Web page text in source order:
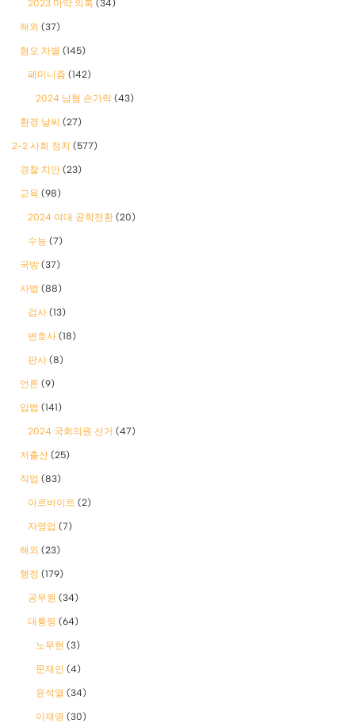
2023 마약 의혹 (34)
해외 (37)
혐오 차별 (145)
폐미니즘 (142)
2024 남혐 손가락 (43)
환경 날씨 (27)
2-2 사회 정치 (577)
경찰 치안 (23)
교육 (98)
2024 여대 공학전환 (20)
수능 (7)
국방 (37)
사법 (88)
검사 (13)
변호사 (18)
판사 (8)
언론 (9)
입법 (141)
2024 국회의원 선거 (47)
저출산 (25)
직업 (83)
아르바이트 (2)
자영업 (7)
해외 (23)
행정 (179)
공무원 (34)
대통령 (64)
노무현 (3)
문재인 (4)
윤석열 (34)
이재명 (30)